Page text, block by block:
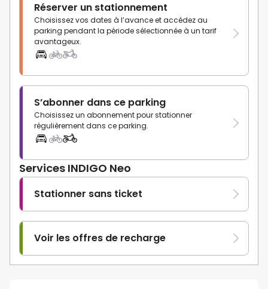
Réserver un stationnement
Choisissez vos dates à l’avance et accédez au
parking pendant la période sélectionnée à un tarif
avantageux.
S’abonner dans ce parking
Choisissez un abonnement pour stationner
régulièrement dans ce parking.
Services INDIGO Neo
Stationner sans ticket
Voir les offres de recharge